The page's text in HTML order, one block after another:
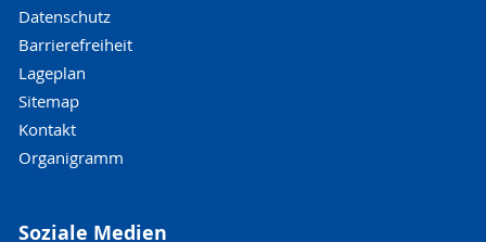
Datenschutz
Barrierefreiheit
Lageplan
Sitemap
Kontakt
Organigramm
Soziale Medien